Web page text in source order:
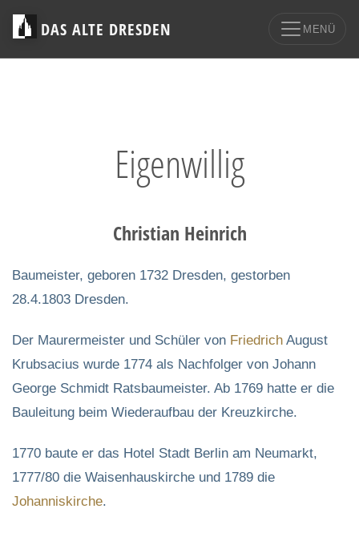
DAS ALTE DRESDEN MENÜ
Eigenwillig
Christian Heinrich
Baumeister, geboren 1732 Dresden, gestorben
28.4.1803 Dresden.
Der Maurermeister und Schüler von Friedrich August
Krubsacius wurde 1774 als Nachfolger von Johann
George Schmidt Ratsbaumeister. Ab 1769 hatte er die
Bauleitung beim Wiederaufbau der Kreuzkirche.
1770 baute er das Hotel Stadt Berlin am Neumarkt,
1777/80 die Waisenhauskirche und 1789 die
Johanniskirche.